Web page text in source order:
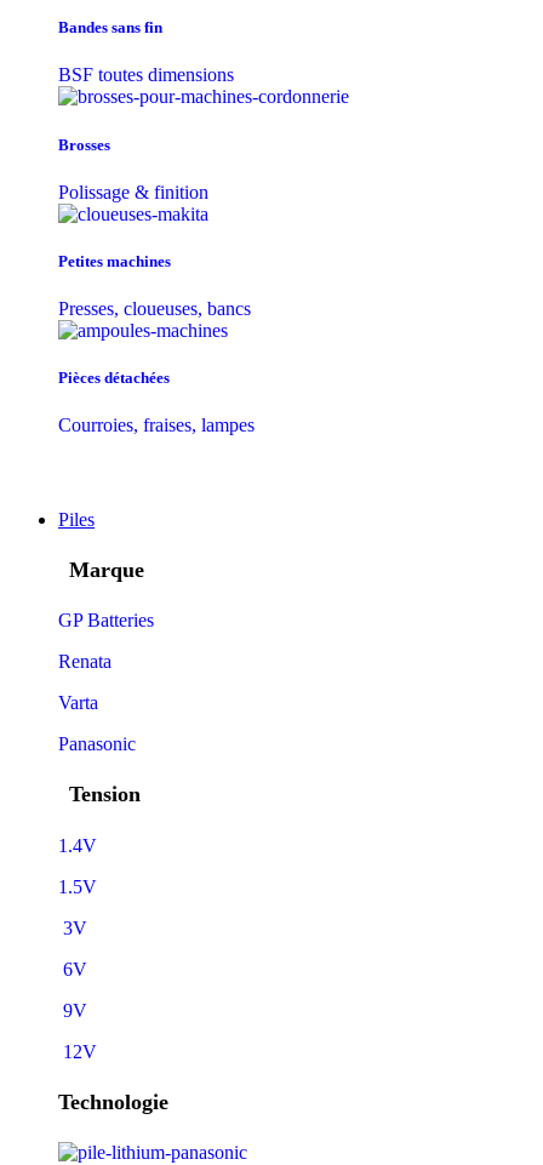
Bandes sans fin
BSF toutes dimensions
Brosses
Polissage & finition
Petites machines
Presses, cloueuses, bancs
Pièces détachées
Courroies, fraises, lampes
Piles
Marque
GP Batteries
Renata
Varta
Panasonic
Tension
1.4V
1.5V
3V
6V
9V
12V
Technologie